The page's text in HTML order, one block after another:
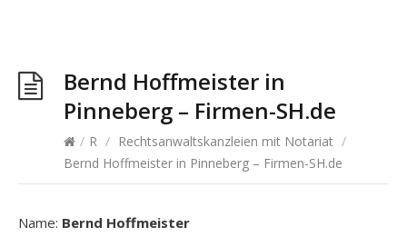
Bernd Hoffmeister in
Pinneberg – Firmen-SH.de
/ R / Rechtsanwaltskanzleien mit Notariat /
Bernd Hoffmeister in Pinneberg – Firmen-SH.de
Name: Bernd Hoffmeister